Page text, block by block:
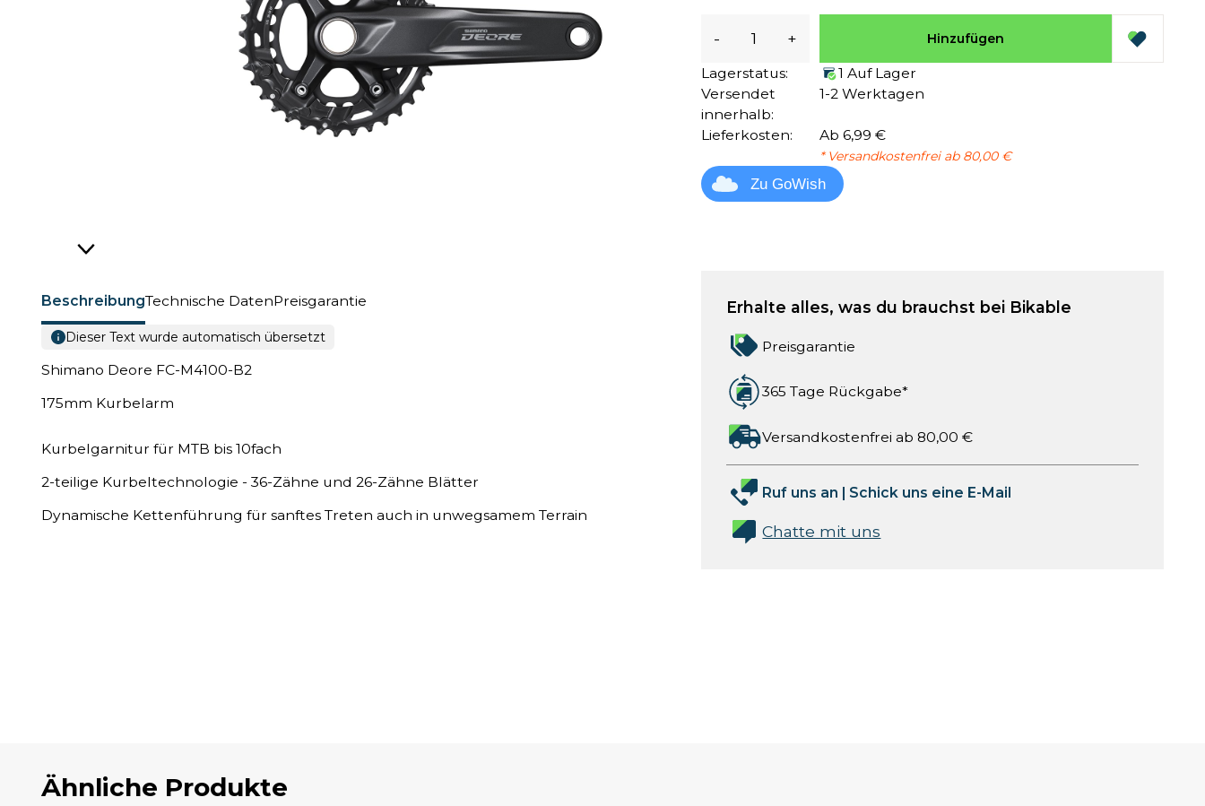
BeschreibungTechnische DatenPreisgarantie
Dieser Text wurde automatisch übersetzt
Shimano Deore FC-M4100-B2
175mm Kurbelarm
Kurbelgarnitur für MTB bis 10fach
2-teilige Kurbeltechnologie - 36-Zähne und 26-Zähne Blätter
Dynamische Kettenführung für sanftes Treten auch in unwegsamem Terrain
- + Hinzufügen
Lagerstatus:
1 Auf Lager
Versendet
innerhalb:
1-2 Werktagen
Lieferkosten: Ab 6,99 €
* Versandkostenfrei ab 80,00 €
Zu GoWish
Erhalte alles, was du brauchst bei Bikable
Preisgarantie
365 Tage Rückgabe*
Versandkostenfrei ab 80,00 €
Ruf uns an | Schick uns eine E-Mail
Chatte mit uns
Ähnliche Produkte